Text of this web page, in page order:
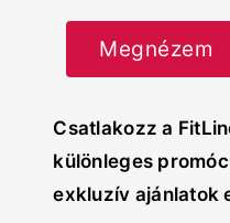
Megnézem
Csatlakozz a
különleges
exkluzív ajánlatok